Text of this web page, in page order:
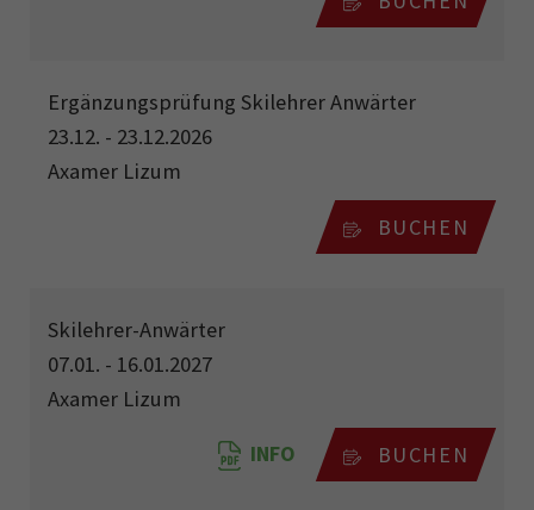
Ergänzungsprüfung Skilehrer Anwärter
23.12. - 23.12.2026
Axamer Lizum
BUCHEN
Skilehrer-Anwärter
07.01. - 16.01.2027
Axamer Lizum
INFO BUCHEN